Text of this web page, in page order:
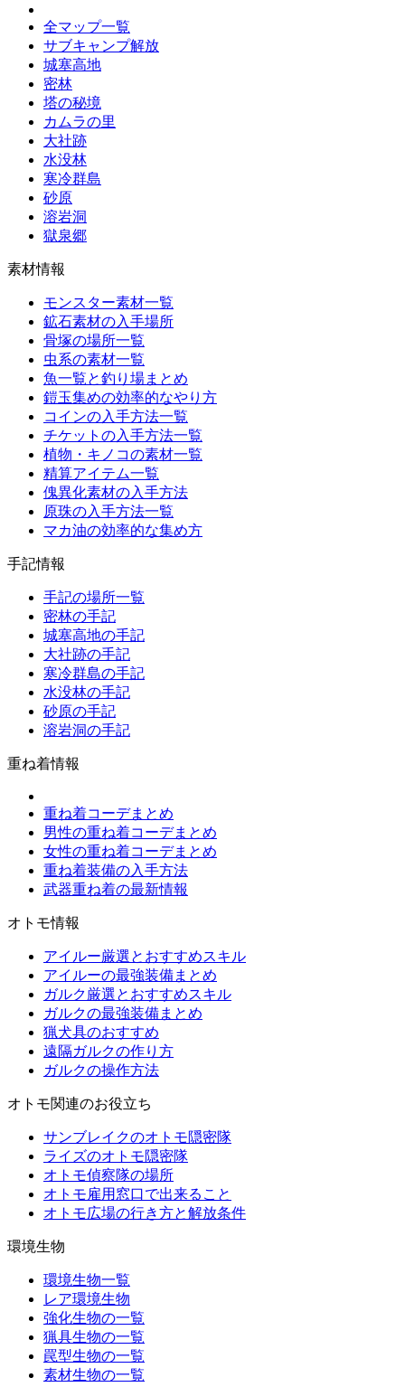
全マップ一覧
サブキャンプ解放
城塞高地
密林
塔の秘境
カムラの里
大社跡
水没林
寒冷群島
砂原
溶岩洞
獄泉郷
素材情報
モンスター素材一覧
鉱石素材の入手場所
骨塚の場所一覧
虫系の素材一覧
魚一覧と釣り場まとめ
鎧玉集めの効率的なやり方
コインの入手方法一覧
チケットの入手方法一覧
植物・キノコの素材一覧
精算アイテム一覧
傀異化素材の入手方法
原珠の入手方法一覧
マカ油の効率的な集め方
手記情報
手記の場所一覧
密林の手記
城塞高地の手記
大社跡の手記
寒冷群島の手記
水没林の手記
砂原の手記
溶岩洞の手記
重ね着情報
重ね着コーデまとめ
男性の重ね着コーデまとめ
女性の重ね着コーデまとめ
重ね着装備の入手方法
武器重ね着の最新情報
オトモ情報
アイルー厳選とおすすめスキル
アイルーの最強装備まとめ
ガルク厳選とおすすめスキル
ガルクの最強装備まとめ
猟犬具のおすすめ
遠隔ガルクの作り方
ガルクの操作方法
オトモ関連のお役立ち
サンブレイクのオトモ隠密隊
ライズのオトモ隠密隊
オトモ偵察隊の場所
オトモ雇用窓口で出来ること
オトモ広場の行き方と解放条件
環境生物
環境生物一覧
レア環境生物
強化生物の一覧
猟具生物の一覧
罠型生物の一覧
素材生物の一覧